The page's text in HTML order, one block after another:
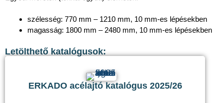
szélesség: 770 mm – 1210 mm, 10 mm-es lépésekben
magasság: 1800 mm – 2480 mm, 10 mm-es lépésekben
Letölthető katalógusok:
ERKADO acélajtó katalógus 2025/26